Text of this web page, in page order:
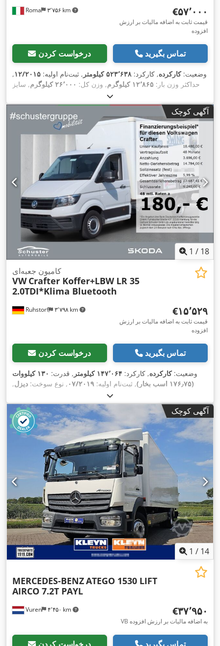
Roma ۳٬۷۵۶ km ‎€۵۷٬۰۰۰
قیمت ثابت به اضافه مالیات بر ارزش
افزوده
درخواست کردن تماس بگیرید
وضعیت:کارکرده, کارکرد: ۵۲۳٬۶۳۸ کیلومتر , ثبت‌نام اولیه: ۱۲/۲۰۱۵,
حداکثر وزن بار: ۱۲٬۸۶۵ کیلوگرم , وزن کل: ۲۶٬۰۰۰ کیلوگرم
, سایز
کابین روزانه
ساخت:۲۰۱۵, تجهیزات: ,
آگهی کوچک
1 / 18
Ruhstorf ۳٬۷۹۸ km
کامیون جعبه‌ای
VW Crafter Koffer+LBW LR 35
2.0TDI*Klima Bluetooth
‎€۱۵٬۵۲۹
قیمت ثابت به اضافه مالیات بر ارزش
افزوده
درخواست کردن تماس بگیرید
وضعیت:کارکرده, کارکرد: ۱۴۷٬۰۶۴ کیلومتر , قدرت:
۱۳۰ کیلووات
(۱۷۶٫۷۵ اسب بخار)
, ثبت‌نام اولیه: ۰۷/۲۰۱۹ , نوع سوخت: دیزل,
, کلاس انتشار:
تجهیزات:اِی‌بی‌اِس‎, بالابر عقب, برنامه پایداری الکترونیکی (ESP),
تهویه مطبوع, رایانه‌ی روی برد, سیستم ایموبیلایزر, قفل مرکزی,
کنترل کشش, کیسه هوا,
آگهی کوچک
1 / 14
Vuren ۴٬۴۵۰ km
MERCEDES-BENZATEGO 1530 LIFT
AIRCO 7.2T PAYL
‎€۳۷٬۹۵۰
VB به اضافه مالیات بر ارزش افزوده